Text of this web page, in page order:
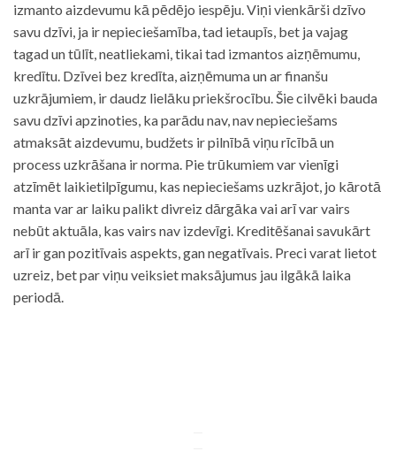
izmanto aizdevumu kā pēdējo iespēju. Viņi vienkārši dzīvo
savu dzīvi, ja ir nepieciešamība, tad ietaupīs, bet ja vajag
tagad un tūlīt, neatliekami, tikai tad izmantos aizņēmumu,
kredītu. Dzīvei bez kredīta, aizņēmuma un ar finanšu
uzkrājumiem, ir daudz lielāku priekšrocību. Šie cilvēki bauda
savu dzīvi apzinoties, ka parādu nav, nav nepieciešams
atmaksāt aizdevumu, budžets ir pilnībā viņu rīcībā un
process uzkrāšana ir norma. Pie trūkumiem var vienīgi
atzīmēt laikietilpīgumu, kas nepieciešams uzkrājot, jo kārotā
manta var ar laiku palikt divreiz dārgāka vai arī var vairs
nebūt aktuāla, kas vairs nav izdevīgi. Kreditēšanai savukārt
arī ir gan pozitīvais aspekts, gan negatīvais. Preci varat lietot
uzreiz, bet par viņu veiksiet maksājumus jau ilgākā laika
periodā.